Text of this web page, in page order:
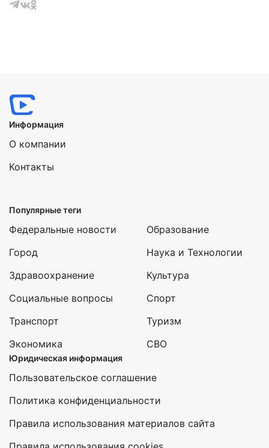
Информация
О компании
Контакты
Популярные теги
Федеральные новости
Город
Здравоохранение
Социальные вопросы
Транспорт
Экономика
Образование
Наука и Технологии
Культура
Спорт
Туризм
СВО
Юридическая информация
Пользовательское соглашение
Политика конфиденциальности
Правила использования материалов сайта